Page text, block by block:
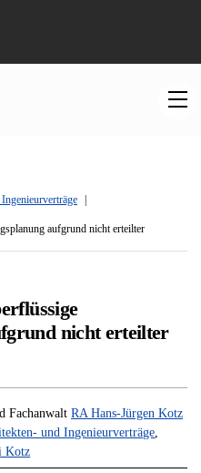
aufgrund nicht erteilter
nicht erteilter
Fachanwalt RA Hans-Jürgen Kotz
und Ingenieurverträge,
Kotz